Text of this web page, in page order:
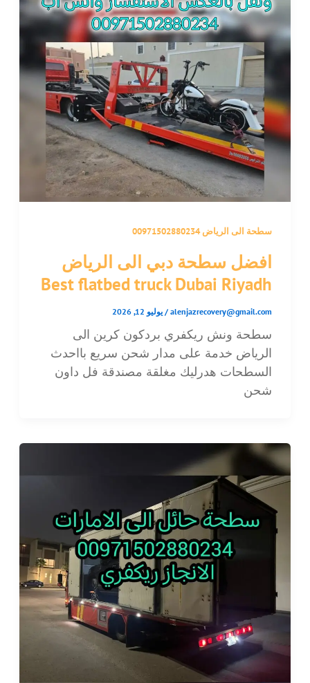
سطحة الى الرياض 00971502880234
افضل سطحة دبي الى الرياض
Best flatbed truck Dubai Riyadh
alenjazrecovery@gmail.com
/ يوليو 12, 2026
سطحة ونش ريكفري بردكون كرين الى
الرياض خدمة على مدار شحن سريع بااحدث
السطحات هدرليك مغلقة مصندقة فل داون
شحن